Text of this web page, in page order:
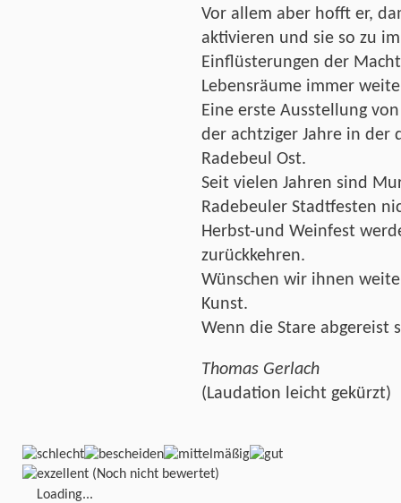
Vor allem aber hofft er,
aktivieren und sie so zu
Einflüsterungen der
Lebensräume immer
Eine erste Ausstellung
der achtziger Jahre in der
Radebeul Ost.
Seit vielen Jahren sind
Radebeuler Stadtfesten
Herbst-und Weinfest
zurückkehren.
Wünschen wir ihnen
Kunst.
Wenn die Stare abgereist
Thomas Gerlach
(Laudation leicht gekürzt)
(Noch nicht bewertet)
Loading...